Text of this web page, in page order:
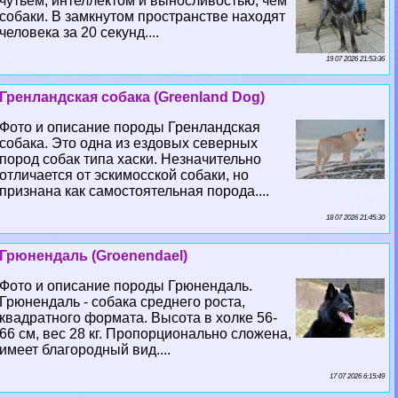
собаки. В замкнутом прострaнcтве находят
человека за 20 секунд....
19 07 2026 21:53:36
Гренландская собака (Greenland Dog)
Фото и описание породы Гренландская
собака. Это одна из ездовых северных
пород собак типа хаски. Незначительно
отличается от эскимосской собаки, но
признана как самостоятельная порода....
18 07 2026 21:45:30
Грюнендаль (Groenendael)
Фото и описание породы Грюнендаль.
Грюнендаль - собака среднего роста,
квадратного формата. Высота в холке 56-
66 см, вес 28 кг. Пропорционально сложена,
имеет благородный вид....
17 07 2026 6:15:49